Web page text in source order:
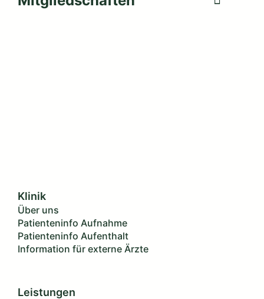
Klinik
Über uns
Patienteninfo Aufnahme
Patienteninfo Aufenthalt
Information für externe Ärzte
Leistungen